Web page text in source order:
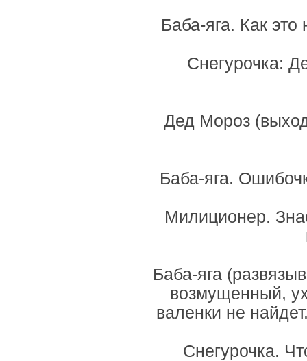
Баба-яга. Как
Снегурочка:
Дед Мороз
Баба-яга.
Милиционер.
Баба-яга
возмущенный,
валенки не
Снегурочка.